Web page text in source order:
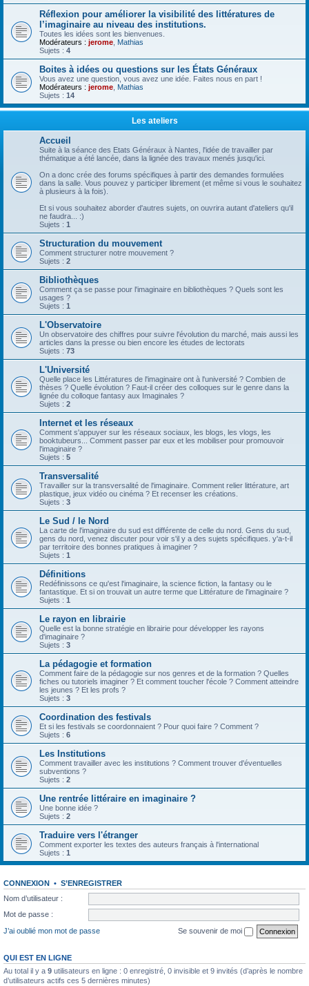
Réflexion pour améliorer la visibilité des littératures de
l’imaginaire au niveau des institutions.
Toutes les idées sont les bienvenues.
Modérateurs : jerome Mathias
Sujets : 4
Boites à idées ou questions sur les États Généraux
Vous avez une question, vous avez une idée. Faites nous en part !
Modérateurs : jerome Mathias
Sujets : 14
Les ateliers
Accueil
Suite à la séance des Etats Généraux à Nantes, l'idée de travailler par
thématique a été lancée, dans la lignée des travaux menés jusqu'ici.
On a donc crée des forums spécifiques à partir des demandes formulées
dans la salle. Vous pouvez y participer librement (et même si vous le souhaitez
à plusieurs à la fois).
Et si vous souhaitez aborder d'autres sujets, on ouvrira autant d'ateliers qu'il
ne faudra... :)
Sujets : 1
Structuration du mouvement
Comment structurer notre mouvement ?
Sujets : 2
Bibliothèques
Comment ça se passe pour l'imaginaire en bibliothèques ? Quels sont les
usages ?
Sujets : 1
L'Observatoire
Un observatoire des chiffres pour suivre l'évolution du marché, mais aussi les
articles dans la presse ou bien encore les études de lectorats
Sujets : 73
L'Université
Quelle place les Littératures de l'imaginaire ont à l'université ? Combien de
thèses ? Quelle évolution ? Faut-il créer des colloques sur le genre dans la
lignée du colloque fantasy aux Imaginales ?
Sujets : 2
Internet et les réseaux
Comment s'appuyer sur les réseaux sociaux, les blogs, les vlogs, les
booktubeurs... Comment passer par eux et les mobiliser pour promouvoir
l'imaginaire ?
Sujets : 5
Transversalité
Travailler sur la transversalité de l'imaginaire. Comment relier littérature, art
plastique, jeux vidéo ou cinéma ? Et recenser les créations.
Sujets : 3
Le Sud / le Nord
La carte de l'imaginaire du sud est différente de celle du nord. Gens du sud,
gens du nord, venez discuter pour voir s'il y a des sujets spécifiques. y'a-t-il
par territoire des bonnes pratiques à imaginer ?
Sujets : 1
Définitions
Redéfinissons ce qu'est l'imaginaire, la science fiction, la fantasy ou le
fantastique. Et si on trouvait un autre terme que Littérature de l'imaginaire ?
Sujets : 1
Le rayon en librairie
Quelle est la bonne stratégie en librairie pour développer les rayons
d'imaginaire ?
Sujets : 3
La pédagogie et formation
Comment faire de la pédagogie sur nos genres et de la formation ? Quelles
fiches ou tutoriels imaginer ? Et comment toucher l'école ? Comment atteindre
les jeunes ? Et les profs ?
Sujets : 3
Coordination des festivals
Et si les festivals se coordonnaient ? Pour quoi faire ? Comment ?
Sujets : 6
Les Institutions
Comment travailler avec les institutions ? Comment trouver d'éventuelles
subventions ?
Sujets : 2
Une rentrée littéraire en imaginaire ?
Une bonne idée ?
Sujets : 2
Traduire vers l'étranger
Comment exporter les textes des auteurs français à l'international
Sujets : 1
CONNEXION • S’ENREGISTRER
Nom d’utilisateur :
Mot de passe :
J’ai oublié mon mot de passe
Se souvenir de moi
QUI EST EN LIGNE
Au total il y a 9 utilisateurs en ligne : 0 enregistré, 0 invisible et 9 invités (d’après le nombre
d’utilisateurs actifs ces 5 dernières minutes)